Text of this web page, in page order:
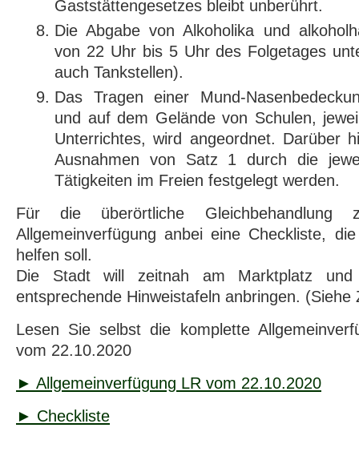
Gaststättengesetzes bleibt unberührt.
Die Abgabe von Alkoholika und
von 22 Uhr bis 5 Uhr des Folgetages
auch Tankstellen).
Das Tragen einer Mund-
und auf dem Gelände von Schulen,
Unterrichtes, wird angeordnet. Darüber
Ausnahmen von Satz 1 durch die
Tätigkeiten im Freien festgelegt werden.
Für die überörtliche Gleichbehandlung
Allgemeinverfügung anbei eine Checkliste,
helfen soll.
Die Stadt will zeitnah am Marktplatz und
entsprechende Hinweistafeln anbringen. (Siehe
Lesen Sie selbst die komplette
vom 22.10.2020
► Allgemeinverfügung LR vom 22.10.2020
► Checkliste